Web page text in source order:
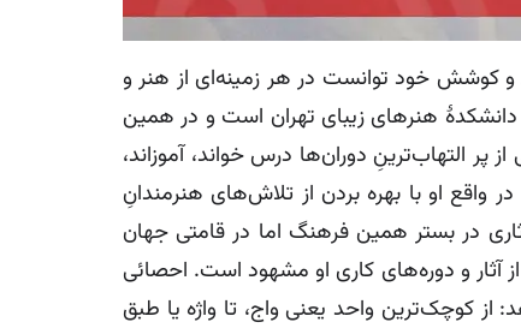
کوشش خود توانست در هر زمینه‌ای از هنر و
او متولد 1318 در قزوین بوده و فارغ‌التحصیل دانشکدۀ هنرهای زیبای تهران است و در همین
التهاب‌ترینِ دوران‌ها درس خواند، آموزاند،
او با بهره بردن از تلاش‌های هنرمندانِ
در بستر همین فرهنگ اما در قامتی جهان
و دوره‌های کاری او مشهود است. احصائی
کوچک‌ترین واحد یعنی واج، تا واژه یا طبق